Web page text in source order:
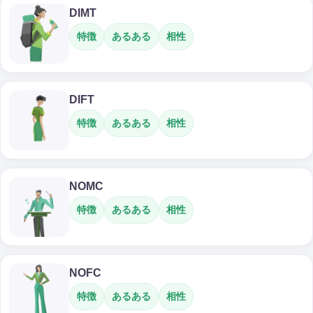
DIMT
特徴 あるある 相性
DIFT
特徴 あるある 相性
NOMC
特徴 あるある 相性
NOFC
特徴 あるある 相性